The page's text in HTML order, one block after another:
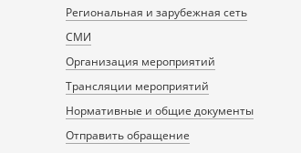
Региональная и зарубежная сеть
СМИ
Организация мероприятий
Трансляции мероприятий
Нормативные и общие документы
Отправить обращение